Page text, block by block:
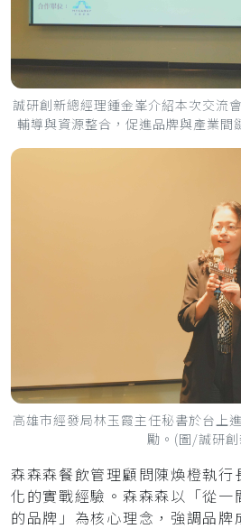
誠研創新總經理鍾金峯介紹本次交流
輔導與資源整合，促進品牌與產業間
高雄市經發局林玉霞主任秘書於台上
勵。(圖/誠研創
森森森餐飲管理顧問陳煥橙執行
化的實戰經驗。森森森以「從一
的品牌」為核心理念，強調品牌